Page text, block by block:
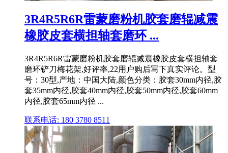
3R4R5R6R雷蒙磨粉机胶套磨辊减震
橡胶皮套横担轴套磨环 ...
3R4R5R6R雷蒙磨粉机胶套磨辊减震橡胶皮套横担轴套
磨环铲刀梅花架,好评率,22用户购后写下真实评论。型
号：30型,产地：中国大陆,颜色分类：胶套30mm内径,胶
套35mm内径,胶套40mm内径,胶套50mm内径,胶套60mm
内径,胶套65mm内径 ...
联系电话: 180 3780 8511